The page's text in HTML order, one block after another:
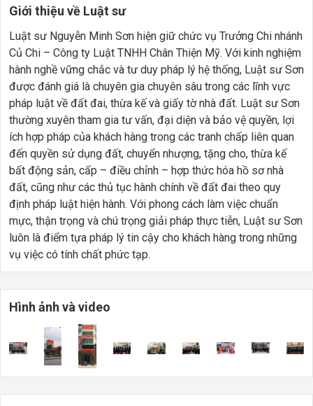
Giới thiệu về Luật sư
Luật sư Nguyễn Minh Sơn hiện giữ chức vụ Trưởng Chi nhánh
Củ Chi – Công ty Luật TNHH Chân Thiện Mỹ. Với kinh nghiệm
hành nghề vững chắc và tư duy pháp lý hệ thống, Luật sư Sơn
được đánh giá là chuyên gia chuyên sâu trong các lĩnh vực
pháp luật về đất đai, thừa kế và giấy tờ nhà đất. Luật sư Sơn
thường xuyên tham gia tư vấn, đại diện và bảo vệ quyền, lợi
ích hợp pháp của khách hàng trong các tranh chấp liên quan
đến quyền sử dụng đất, chuyển nhượng, tặng cho, thừa kế
bất động sản, cấp – điều chỉnh – hợp thức hóa hồ sơ nhà
đất, cũng như các thủ tục hành chính về đất đai theo quy
định pháp luật hiện hành. Với phong cách làm việc chuẩn
mực, thận trọng và chú trọng giải pháp thực tiễn, Luật sư Sơn
luôn là điểm tựa pháp lý tin cậy cho khách hàng trong những
vụ việc có tính chất phức tạp.
Hình ảnh và video